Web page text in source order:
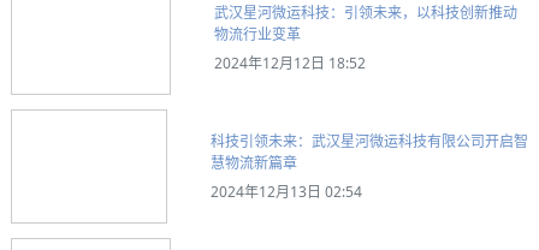
武汉星河微运科技：引领未来，以科技创新推动
物流行业变革
2024年12月12日 18:52
科技引领未来：武汉星河微运科技有限公司开启智
慧物流新篇章
2024年12月13日 02:54